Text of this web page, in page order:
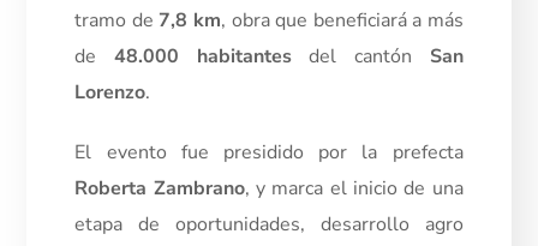
tramo de 7,8 km, obra que beneficiará a más
de48.000 habitantesdel cantón San
Lorenzo.
El evento fue presidido por la prefecta
Roberta Zambrano, y marca el inicio de una
etapa de oportunidades, desarrollo agro